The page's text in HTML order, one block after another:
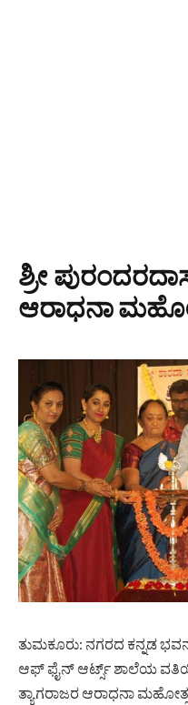
ಶ್ರೀ
ಆರಾಧನಾ
ತುಮಕೂರು: ನಗರದ ಕನ್ನಡ
ಆಫ್ ಫೈನ್ ಆರ್ಟ್ಸ್ ಶಾಲೆಯ
ತ್ಯಾಗರಾಜರ ಆರಾಧನಾ